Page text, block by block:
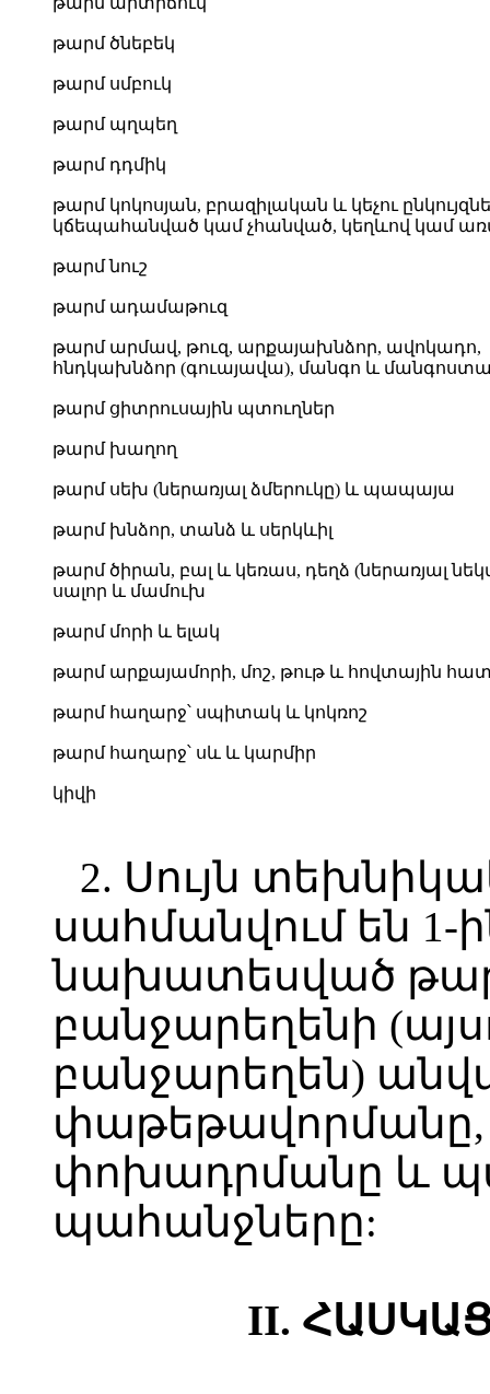
թարմ ծնեբեկ
թարմ սմբուկ
թարմ պղպեղ
թարմ դդմիկ
թարմ կոկոսյան, բրազիլական և կեչու
կճեպահանված կամ չհանված, կեղևով կամ
թարմ նուշ
թարմ ադամաթուզ
թարմ արմավ, թուզ, արքայախնձոր, ավոկադո,
հնդկախնձոր (գուայավա), մանգո և
թարմ ցիտրուսային պտուղներ
թարմ խաղող
թարմ սեխ (ներառյալ ձմերուկը) և պապայա
թարմ խնձոր, տանձ և սերկևիլ
թարմ ծիրան, բալ և կեռաս, դեղձ (ներառյալ
սալոր և մամուխ
թարմ մորի և ելակ
թարմ արքայամորի, մոշ, թութ և հովտային
թարմ հաղարջ՝ սպիտակ և կոկռոշ
թարմ հաղարջ՝ սև և կարմիր
կիվի
2. Սույն
սահմանվում են 1-
նախատեսված
բանջարեղենի
բանջարեղեն)
փաթեթավորմանը,
փոխադրմանը և
պահանջները:
II.